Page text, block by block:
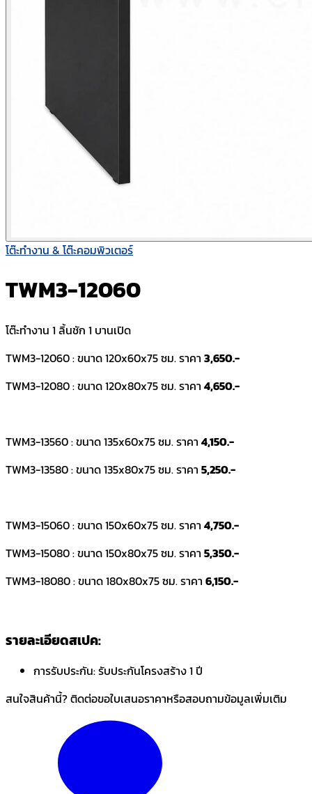
โต๊ะทำงาน & โต๊ะคอมพิวเตอร์
TWM3-12060
โต๊ะทำงาน 1 ลิ้นชัก 1 บานเปิด
TWM3-12060 : ขนาด 120x60x75 ซม. ราคา 3,650.-
TWM3-12080 : ขนาด 120x80x75 ซม. ราคา 4,650.-
TWM3-13560 : ขนาด 135x60x75 ซม. ราคา 4,150.-
TWM3-13580 : ขนาด 135x80x75 ซม. ราคา 5,250.-
TWM3-15060 : ขนาด 150x60x75 ซม. ราคา 4,750.-
TWM3-15080 : ขนาด 150x80x75 ซม. ราคา 5,350.-
TWM3-18080 : ขนาด 180x80x75 ซม. ราคา 6,150.-
รายละเอียดสเปค:
การรับประกัน:รับประกันโครงสร้าง 1 ปี
สนใจสินค้านี้? ติดต่อขอใบเสนอราคาหรือสอบถามข้อมูลเพิ่มเติม